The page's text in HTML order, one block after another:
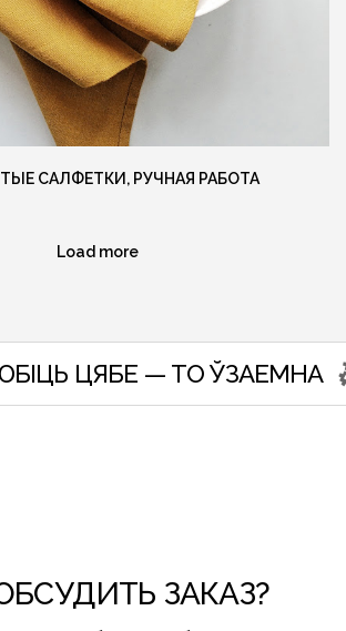
САЛФЕТКИ, РУЧНАЯ РАБОТА
Load more
изделий вы
в нашем instagram